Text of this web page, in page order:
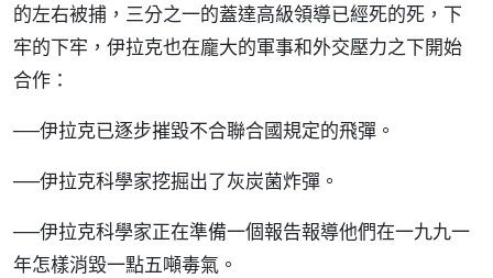
的左右被捕，三分之一的蓋達高級領導已經死的死，下
牢的下牢，伊拉克也在龐大的軍事和外交壓力之下開始
合作：
──伊拉克已逐步摧毀不合聯合國規定的飛彈。
──伊拉克科學家挖掘出了灰炭菌炸彈。
──伊拉克科學家正在準備一個報告報導他們在一九九一
年怎樣消毀一點五噸毒氣。